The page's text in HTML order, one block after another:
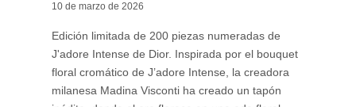
10 de marzo de 2026
Edición limitada de 200 piezas numeradas de
J'adore Intense de Dior. Inspirada por el bouquet
floral cromático de J’adore Intense, la creadora
milanesa Madina Visconti ha creado un tapón